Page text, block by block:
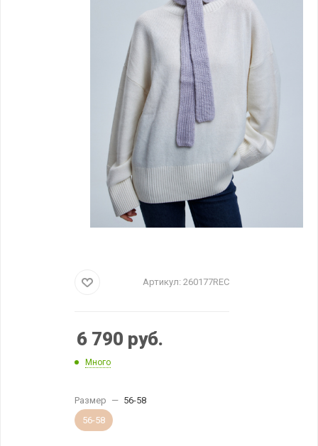
Артикул: 260177REC
6 790 руб.
Много
Размер — 56-58
56-58